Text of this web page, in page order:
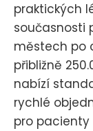
praktických
současnosti
městech po
přibližně
nabízí
rychlé
pro pacienty